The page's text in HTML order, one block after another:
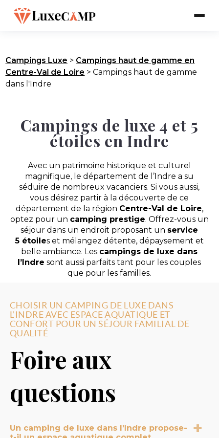
Campings Luxe > Campings haut de gamme en
Centre-Val de Loire >Campings haut de gamme
dans l'Indre
Campings de luxe 4 et 5
étoiles en Indre
Avec un patrimoine historique et culturel
magnifique, le département de l’Indre a su
séduire de nombreux vacanciers. Si vous aussi,
vous désirez partir à la découverte de ce
département de la région Centre-Val de Loire,
optez pour un camping prestige. Offrez-vous un
séjour dans un endroit proposant un service
5 étoiles et mélangez détente, dépaysement et
belle ambiance. Les campings de luxe dans
l’Indre sont aussi parfaits tant pour les couples
que pour les familles.
CHOISIR UN CAMPING DE LUXE DANS
L’INDRE AVEC ESPACE AQUATIQUE ET
CONFORT POUR UN SÉJOUR FAMILIAL DE
QUALITÉ
Foire aux
questions
Un camping de luxe dans l’Indre propose-